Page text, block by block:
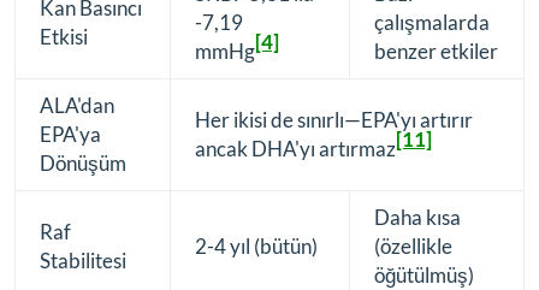
Kan Basıncı
Etkisi
-7,19
mmHg[4]
çalışmalarda
benzer etkiler
ALA'dan
EPA'ya
Dönüşüm
Her ikisi de sınırlı—EPA'yı artırır
ancak DHA'yı artırmaz[11]
Raf
Stabilitesi
2-4 yıl (bütün)
Daha kısa
(özellikle
öğütülmüş)